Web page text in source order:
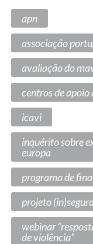
apn
associação
avaliação do
centros de apoio
icavi
inquérito sobre
europa
programa de
projeto
webinar
de violência”